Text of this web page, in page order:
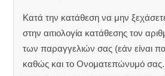
Κατά την κατάθεση να μην
στην αιτιολογία κατάθεσης τον
των παραγγελιών σας (εάν είναι
καθώς και το Ονοματεπώνυμό